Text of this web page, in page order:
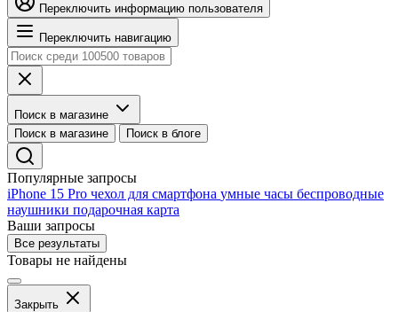
Переключить информацию пользователя
Переключить навигацию
Поиск в магазине
Поиск в магазине
Поиск в блоге
Популярные запросы
iPhone 15 Pro чехол для смартфона умные часы беспроводные
наушники подарочная карта
Ваши запросы
Все результаты
Товары не найдены
Закрыть